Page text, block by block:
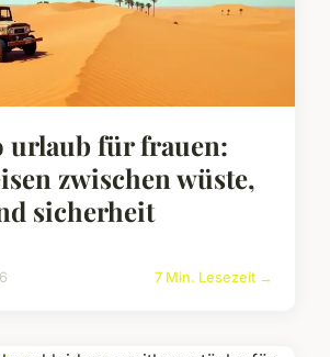
urlaub für frauen:
zwischen wüste,
sicherheit
7 Min. Lesezeit →